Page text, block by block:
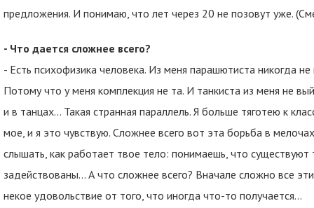
предложения. И понимаю, что лет через 20 не позовут уже.
- Что дается сложнее всего?
- Есть психофизика человека. Из меня парашютиста никогда
Потому что у меня комплекция не та. И танкиста из меня не
и в танцах... Такая странная параллель. Я больше тяготею к
мое, и я это чувствую. Сложнее всего вот эта борьба в
слышать, как работает твое тело: понимаешь, что
задействованы... А что сложнее всего? Вначале сложно все
некое удовольствие от того, что иногда что-то получается…